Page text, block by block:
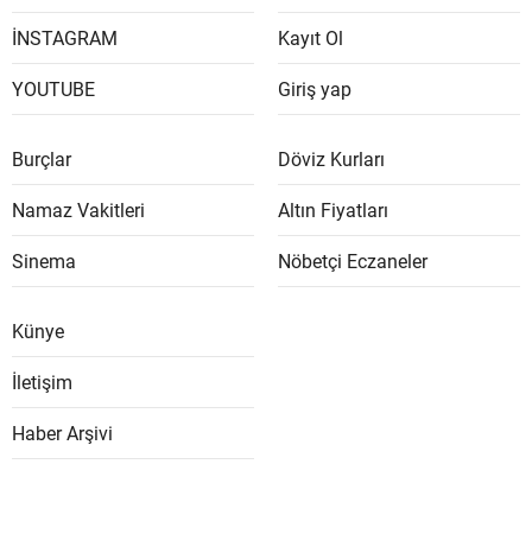
İNSTAGRAM
YOUTUBE
Kayıt Ol
Giriş yap
Burçlar
Namaz Vakitleri
Sinema
Döviz Kurları
Altın Fiyatları
Nöbetçi Eczaneler
Künye
İletişim
Haber Arşivi